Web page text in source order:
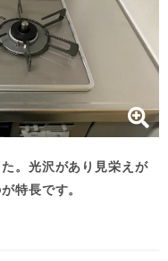
。光沢があり見栄えが
特長です。